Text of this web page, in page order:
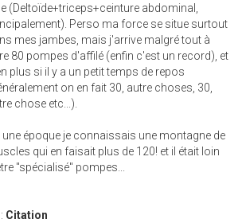
(Deltoïde+triceps+ceinture abdominal,
Perso ma force se situe surtout
mes jambes, mais j'arrive malgré tout à
80 pompes d'affilé (enfin c'est un record), et
plus si il y a un petit temps de repos
on en fait 30, autre choses, 30,
chose etc...).
une époque je connaissais une montagne de
qui en faisait plus de 120! et il était loin
"spécialisé" pompes...
Citation